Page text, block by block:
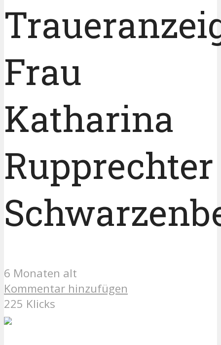
Frau
Katharina
Rupprechter
6 Monaten alt
Kommentar hinzufügen
225 Klicks